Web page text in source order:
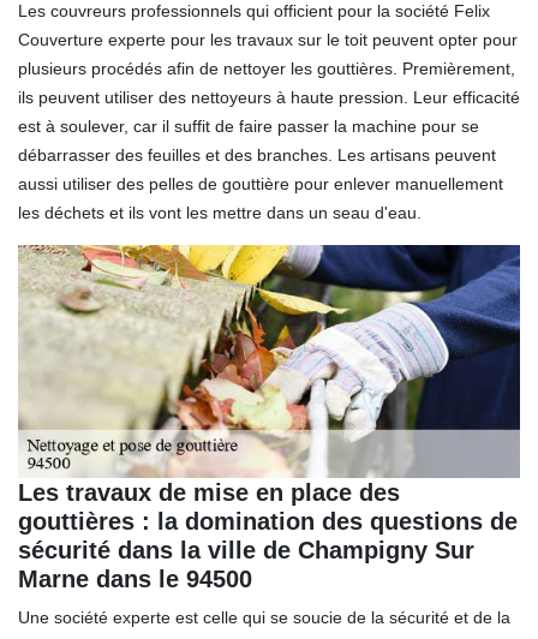
Les couvreurs professionnels qui officient pour la société Felix
Couverture experte pour les travaux sur le toit peuvent opter pour
plusieurs procédés afin de nettoyer les gouttières. Premièrement,
ils peuvent utiliser des nettoyeurs à haute pression. Leur efficacité
est à soulever, car il suffit de faire passer la machine pour se
débarrasser des feuilles et des branches. Les artisans peuvent
aussi utiliser des pelles de gouttière pour enlever manuellement
les déchets et ils vont les mettre dans un seau d'eau.
Les travaux de mise en place des
gouttières : la domination des questions de
sécurité dans la ville de Champigny Sur
Marne dans le 94500
Une société experte est celle qui se soucie de la sécurité et de la